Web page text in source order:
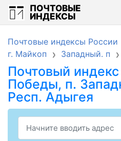
ПОЧТОВЫЕ
ИНДЕКСЫ
Почтовые индексы России
г. Майкоп
Западный. п
Почтовый
Победы, п.
Респ. Адыгея